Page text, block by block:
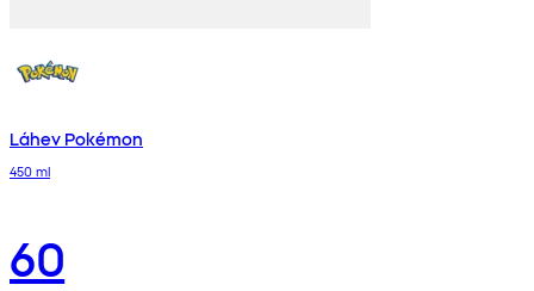
Láhev Pokémon
450 ml
60